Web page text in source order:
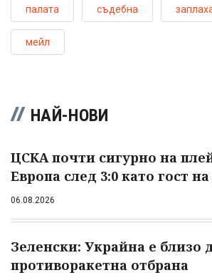
палата съдебна
мейл
НАЙ-НОВИ
ЦСКА почти сигурно на
Европа след 3:0 като гост
06.08.2026
Зеленски: Украйна е близо
противоракетна отбрана